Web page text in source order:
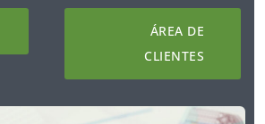
ÁREA DE
CLIENTES